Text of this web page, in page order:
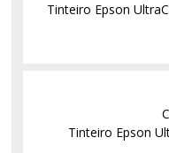
Tinteiro Epson
Tinteiro Epson